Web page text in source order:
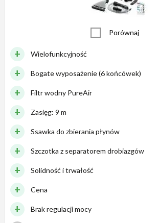
Porównaj
Wielofunkcyjność
Bogate wyposażenie (6 końcówek)
Filtr wodny PureAir
Zasięg: 9 m
Ssawka do zbierania płynów
Szczotka z separatorem drobiazgów
Solidność i trwałość
Cena
Brak regulacji mocy